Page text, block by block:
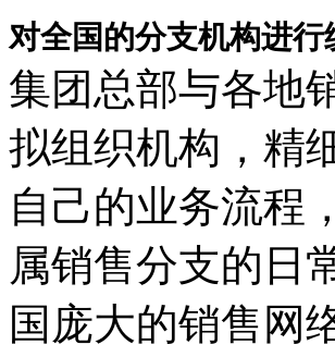
对全国的分支机构进行
集团总部与各地
拟组织机构，精
自己的业务流程
属销售分支的日
国庞大的销售网